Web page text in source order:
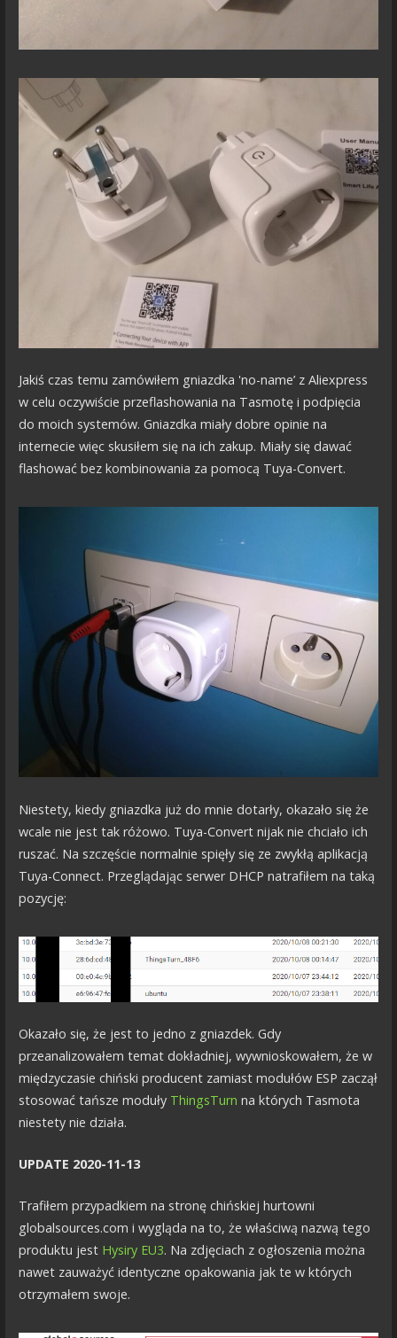
Jakiś czas temu zamówiłem gniazdka 'no-name’ z Aliexpress
w celu oczywiście przeflashowania na Tasmotę i podpięcia
do moich systemów. Gniazdka miały dobre opinie na
internecie więc skusiłem się na ich zakup. Miały się dawać
flashować bez kombinowania za pomocą Tuya-Convert.
Niestety, kiedy gniazdka już do mnie dotarły, okazało się że
wcale nie jest tak różowo. Tuya-Convert nijak nie chciało ich
ruszać. Na szczęście normalnie spięły się ze zwykłą aplikacją
Tuya-Connect. Przeglądając serwer DHCP natrafiłem na taką
pozycję:
Okazało się, że jest to jedno z gniazdek. Gdy
przeanalizowałem temat dokładniej, wywnioskowałem, że w
międzyczasie chiński producent zamiast modułów ESP zaczął
stosować tańsze moduły ThingsTurn na których Tasmota
niestety nie działa.
UPDATE 2020-11-13
Trafiłem przypadkiem na stronę chińskiej hurtowni
globalsources.com i wygląda na to, że właściwą nazwą tego
produktu jest Hysiry EU3. Na zdjęciach z ogłoszenia można
nawet zauważyć identyczne opakowania jak te w których
otrzymałem swoje.